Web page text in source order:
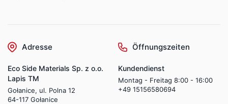
Adresse
Eco Side Materials Sp. z o.o.
Lapis TM
Gołanice, ul. Polna 12
64-117 Gołanice
Öffnungszeiten
Kundendienst
Montag - Freitag 8:00 - 16:00
+49 15156580694